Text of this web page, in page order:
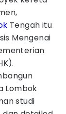
Tengah itu
Mengenai
Lombok
studi